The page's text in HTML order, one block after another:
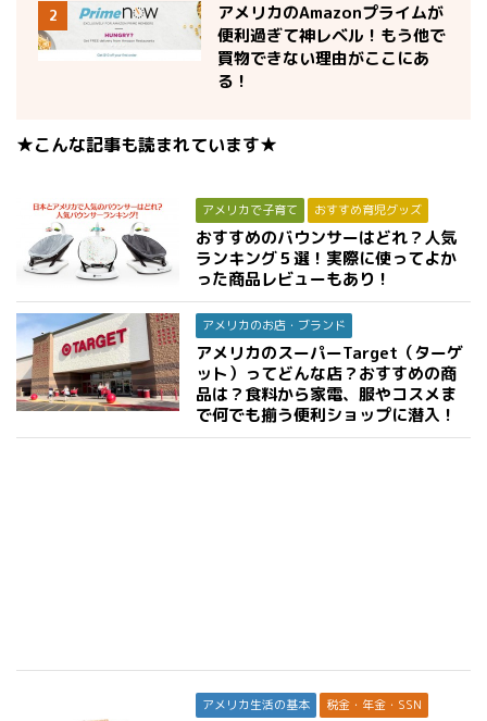
2
アメリカのAmazonプライムが
便利過ぎて神レベル！もう他で
買物できない理由がここにあ
る！
★こんな記事も読まれています★
アメリカで子育て おすすめ育児グッズ
おすすめのバウンサーはどれ？人気
ランキング５選！実際に使ってよか
った商品レビューもあり！
アメリカのお店・ブランド
アメリカのスーパーTarget（ターゲ
ット）ってどんな店？おすすめの商
品は？食料から家電、服やコスメま
で何でも揃う便利ショップに潜入！
アメリカ生活の基本 税金・年金・SSN